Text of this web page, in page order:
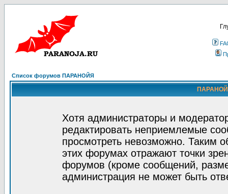
Список форумов ПАРАНОЙЯ
Хотя администраторы и
редактировать неприемлемые
просмотреть невозможно. Таким
этих форумах отражают точки
форумов (кроме сообщений,
администрация не может быть